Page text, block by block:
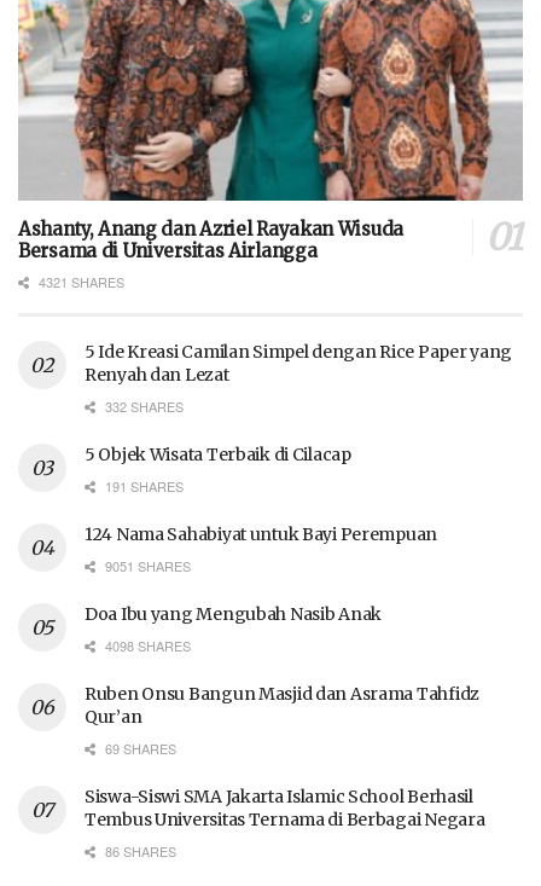
Ashanty, Anang dan Azriel Rayakan Wisuda
Bersama di Universitas Airlangga
4321 SHARES
5 Ide Kreasi Camilan Simpel dengan Rice Paper yang
Renyah dan Lezat
332 SHARES
5 Objek Wisata Terbaik di Cilacap
191 SHARES
124 Nama Sahabiyat untuk Bayi Perempuan
9051 SHARES
Doa Ibu yang Mengubah Nasib Anak
4098 SHARES
Ruben Onsu Bangun Masjid dan Asrama Tahfidz
Qur’an
69 SHARES
Siswa-Siswi SMA Jakarta Islamic School Berhasil
Tembus Universitas Ternama di Berbagai Negara
86 SHARES